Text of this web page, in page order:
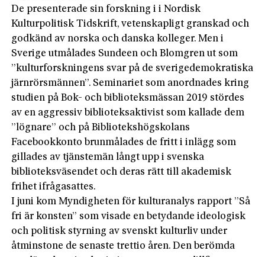
De presenterade sin forskning i i Nordisk
Kulturpolitisk Tidskrift, vetenskapligt granskad och
godkänd av norska och danska kolleger. Men i
Sverige utmålades Sundeen och Blomgren ut som
”kulturforskningens svar på de sverigedemokratiska
järnrörsmännen”. Seminariet som anordnades kring
studien på Bok- och biblioteksmässan 2019 stördes
av en aggressiv biblioteksaktivist som kallade dem
”lögnare” och på Bibliotekshögskolans
Facebookkonto brunmålades de fritt i inlägg som
gillades av tjänstemän långt upp i svenska
biblioteksväsendet och deras rätt till akademisk
frihet ifrågasattes.
I juni kom Myndigheten för kulturanalys rapport ”Så
fri är konsten” som visade en betydande ideologisk
och politisk styrning av svenskt kulturliv under
åtminstone de senaste trettio åren. Den berömda